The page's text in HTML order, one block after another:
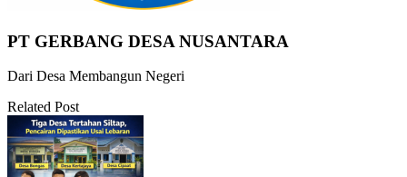
PT GERBANG DESA NUSANTARA
Dari Desa Membangun Negeri
Related Post